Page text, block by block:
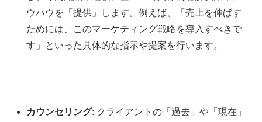
ウハウを「提供」します。例えば、「売上を伸ばす
ためには、このマーケティング戦略を導入すべきで
す」といった具体的な指示や提案を行います。
カウンセリング: クライアントの「過去」や「現在」